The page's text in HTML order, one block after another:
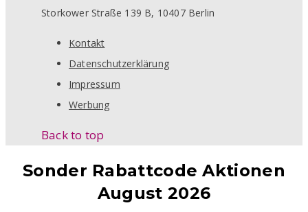
Storkower Straße 139 B, 10407 Berlin
Kontakt
Datenschutzerklärung
Impressum
Werbung
Back to top
Sonder Rabattcode Aktionen
August 2026